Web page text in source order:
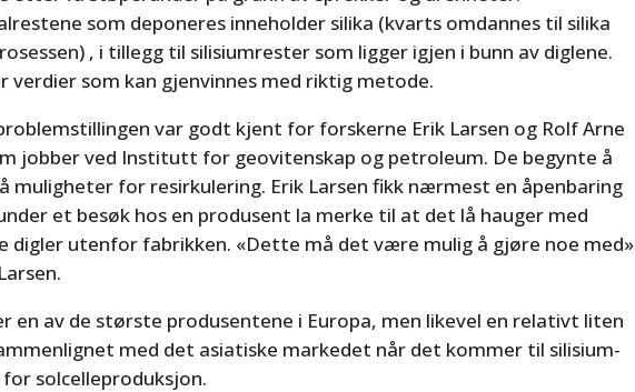
som deponeres inneholder silika (kvarts omdannes til silika
, i tillegg til silisiumrester som ligger igjen i bunn av diglene.
verdier som kan gjenvinnes med riktig metode.
var godt kjent for forskerne Erik Larsen og Rolf Arne
jobber ved Institutt for geovitenskap og petroleum. De begynte å
muligheter for resirkulering. Erik Larsen fikk nærmest en åpenbaring
et besøk hos en produsent la merke til at det lå hauger med
digler utenfor fabrikken. «Dette må det være mulig å gjøre noe med»
en av de største produsentene i Europa, men likevel en relativt liten
med det asiatiske markedet når det kommer til silisium-
solcelleproduksjon.